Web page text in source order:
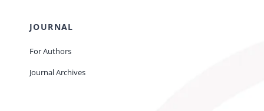
JOURNAL
For Authors
Journal Archives